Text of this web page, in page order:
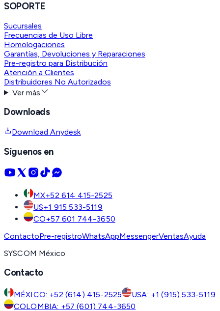
SOPORTE
Sucursales
Frecuencias de Uso Libre
Homologaciones
Garantías, Devoluciones y Reparaciones
Pre-registro para Distribución
Atención a Clientes
Distribuidores No Autorizados
Ver más
Downloads
Download Anydesk
Síguenos en
MX+52 614 415-2525
US+1 915 533-5119
CO+57 601 744-3650
ContactoPre-registroWhatsAppMessengerVentasAyuda
SYSCOM México
Contacto
MÉXICO: +52 (614) 415-2525
USA: +1 (915) 533-5119
COLOMBIA: +57 (601) 744-3650